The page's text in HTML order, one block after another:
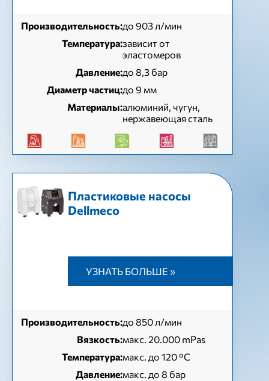
Производительность:до 903 л/мин
Температура:зависит от
эластомеров
Давление:до 8,3 бар
Диаметр частиц:до 9 мм
Материалы:алюминий, чугун,
нержавеющая сталь
Пластиковые насосы
Dellmeco
УЗНАТЬ БОЛЬШЕ »
Производительность:до 850 л/мин
Вязкость:макс. 20.000 mPas
Температура:макс. до 120 °С
Давление:макс. до 8 бар